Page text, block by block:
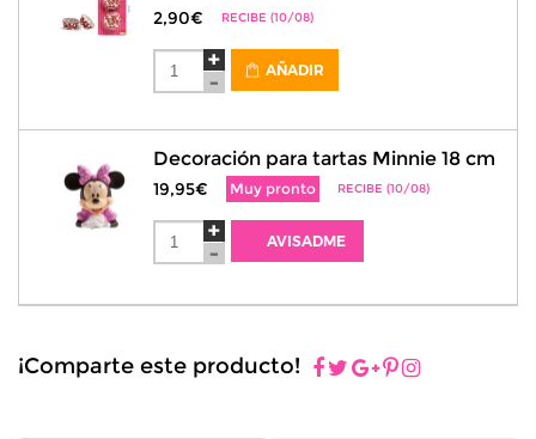
2,90€ RECIBE (10/08)
AÑADIR
Decoración para tartas Minnie 18 cm
19,95€ Muy pronto RECIBE (10/08)
AVISADME
¡Comparte este producto!